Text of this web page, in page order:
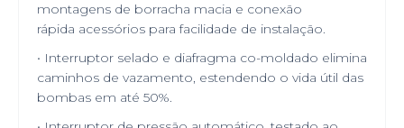
montagens de borracha macia e conexão
rápida acessórios para facilidade de instalação.
• Interruptor selado e diafragma co-moldado elimina
caminhos de vazamento, estendendo o vida útil das
bombas em até 50%.